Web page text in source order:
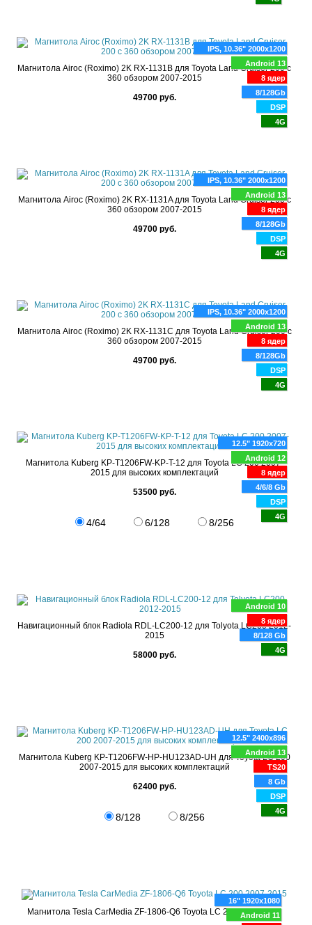
IPS, 10.36" 2000x1200
Android 13
8 ядер
8/128Gb
DSP
4G
Магнитола Airoc (Roximo) 2K RX-1131B для Toyota Land Cruiser 200 с
360 обзором 2007-2015
49700 руб.
IPS, 10.36" 2000x1200
Android 13
8 ядер
8/128Gb
DSP
4G
Магнитола Airoc (Roximo) 2K RX-1131A для Toyota Land Cruiser 200 с
360 обзором 2007-2015
49700 руб.
IPS, 10.36" 2000x1200
Android 13
8 ядер
8/128Gb
DSP
4G
Магнитола Airoc (Roximo) 2K RX-1131C для Toyota Land Cruiser 200 с
360 обзором 2007-2015
49700 руб.
12.5" 1920x720
Android 12
8 ядер
4/6/8 Gb
DSP
4G
Магнитола Kuberg KP-T1206FW-KP-T-12 для Toyota LC 200 2007-
2015 для высоких комплектаций
53500 руб.
4/64 6/128 8/256
Android 10
8 ядер
8/128 Gb
4G
Навигационный блок Radiola RDL-LС200-12 для Tolyota LC200 2012-
2015
58000 руб.
12.5" 2400x896
Android 13
TS20
8 Gb
DSP
4G
Магнитола Kuberg KP-T1206FW-HP-HU123AD-UH для Toyota LC 200
2007-2015 для высоких комплектаций
62400 руб.
8/128 8/256
16" 1920x1080
Android 11
Магнитола Tesla CarMedia ZF-1806-Q6 Toyota LC 200 2007-2015